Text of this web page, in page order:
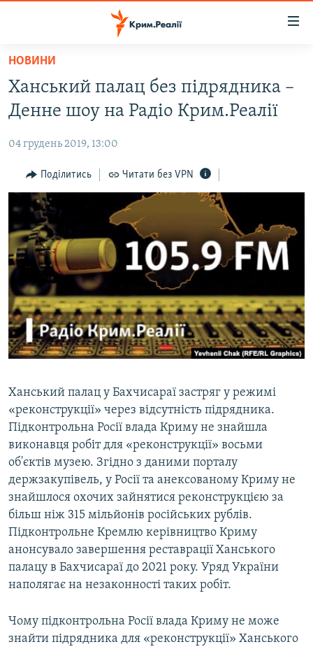
Перейти
основного
матеріалу
до
навігації
Перейти
пошуку
ВІДЕО ТА ФОТО
ПОЛІТИКА
БЛОГИ
ПОГЛЯД
ІНТЕРВ'Ю
ВСЕ ЗА ДЕНЬ
СПЕЦПРОЕКТИ
ДЕПОРТАЦІЯ
ВІДЕОУРОКИ «ELIFBE»
СВІДЧЕННЯ ОКУПАЦІЇ
ЯК ОБІЙТИ БЛОКУВАННЯ
Русский
Qırımtatar
Усі сайти RFE/RL
НОВИНИ
Ханський палац без підрядника –
Денне шоу на Радіо Крим.Реалії
04 грудень 2019, 13:00
Поділитись Читати без VPN
Ханський палац у Бахчисараї застряг у режимі
«реконструкції» через відсутність підрядника.
Підконтрольна Росії влада Криму не знайшла
виконавця робіт для «реконструкції» восьми
об'єктів музею. Згідно з даними порталу
держзакупівель, у Росії та анексованому Криму не
знайшлося охочих зайнятися реконструкцією за
більш ніж 315 мільйонів російських рублів.
Підконтрольне Кремлю керівництво Криму
анонсувало завершення реставрації Ханського
палацу в Бахчисараї до 2021 року. Уряд України
наполягає на незаконності таких робіт.
Чому підконтрольна Росії влада Криму не може
знайти підрядника для «реконструкції» Ханського